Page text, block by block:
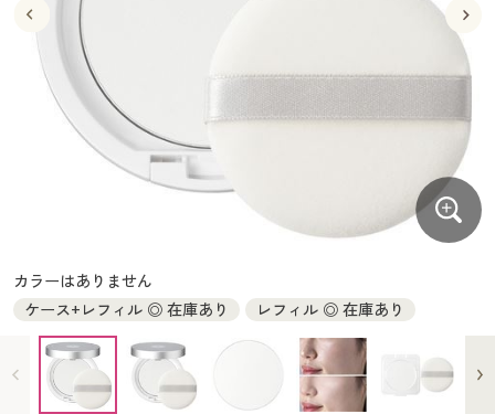
カーテン・ラグ・ファブリック
制服・学生服
ジュニア・ティーンズ下着
大きいサイズ通販すべて
大きいサイズ レディース服
大きいサイズ レディース下着
大きいサイズ 事務・制服
バーゲン
バーゲンセール
シークレットセール
詳細検索
商品カテゴリ一覧
カタログ・チラシからのご注文
デジタルカタログ
カタログ無料プレゼント
ジュニア・ティーンズ下着
大きいサイズ レディース服
大きいサイズ レディース下着
大きいサイズ メンズ
バーゲンセール
シークレットセール
詳細検索
商品カテゴリ一覧
カタログ
カタログ・チラシからのご注文
カタログ無料プレゼント
会員メニュー
カラーはありません
ケース+レフィル ◎ 在庫あり
レフィル ◎ 在庫あり